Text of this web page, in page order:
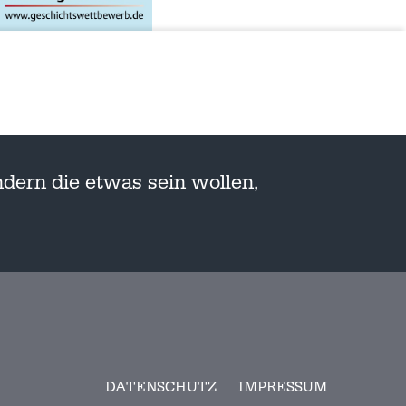
die etwas sein wollen,
DATENSCHUTZ IMPRESSUM